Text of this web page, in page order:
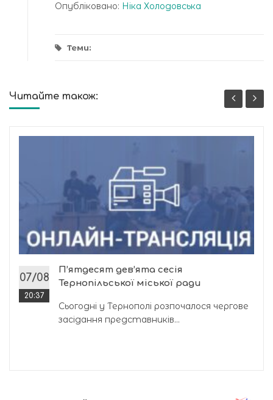
Опубліковано: Ніка Холодовська
Теми:
Читайте також:
07/08
20:37
П’ятдесят дев’ята сесія
Тернопільської міської ради
Сьогодні у Тернополі розпочалося чергове
засідання представників...